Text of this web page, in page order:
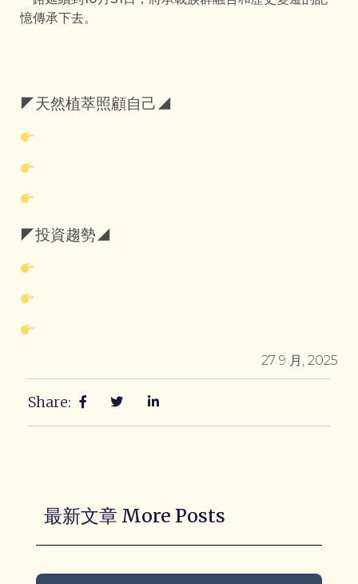
憶傳承下去。
◤天然植萃照顧自己◢
◤投資趨勢◢
27 9 月, 2025
Share:
最新文章 More Posts